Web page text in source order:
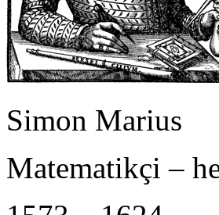
Simon Marius
Matematikçi –